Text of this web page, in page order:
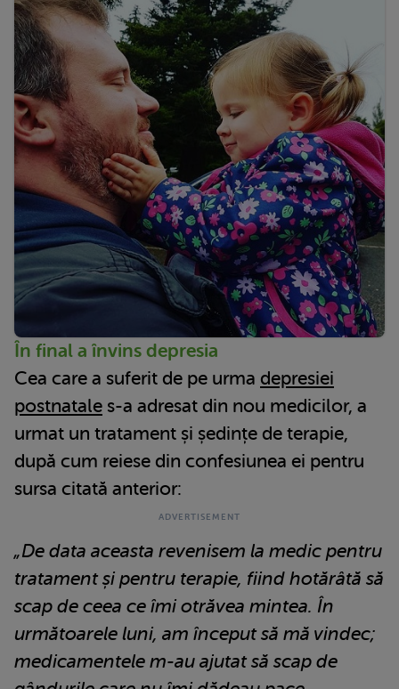
În final a învins depresia
Cea care a suferit de pe urma depresiei
postnatale s-a adresat din nou medicilor, a
urmat un tratament și ședințe de terapie,
după cum reiese din confesiunea ei pentru
sursa citată anterior:
„De data aceasta revenisem la medic pentru
tratament și pentru terapie, fiind hotărâtă să
scap de ceea ce îmi otrăvea mintea. În
următoarele luni, am început să mă vindec;
medicamentele m-au ajutat să scap de